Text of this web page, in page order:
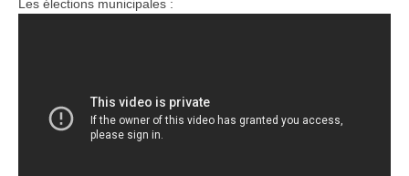
Les élections municipales :